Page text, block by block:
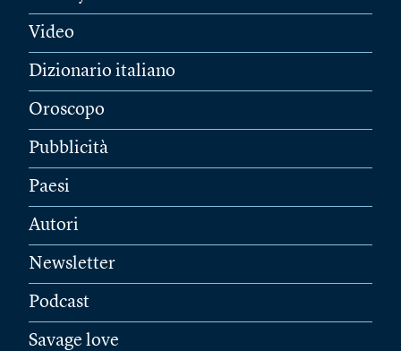
Video
Dizionario italiano
Oroscopo
Pubblicità
Paesi
Autori
Newsletter
Podcast
Savage love